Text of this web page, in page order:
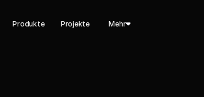
Produkte Projekte Mehr